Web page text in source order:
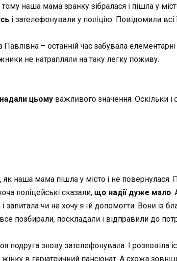
тому наша мама зранку зібралася і пішла у
і зателефонували у поліцію. Повідомили
– останній час забувала
не натрапляли на таку легку поживу.
цьому важливого значення. Оскільки
як наша мама пішла у місто і не
поліцейські сказали, що надії дуже мало.
запитала чи не хочу я їй допомогти. Вони із
позбирали, поскладали і відправили до
подруга знову зателефонувала. І розповіла
в геріатричний пансіонат. А схожа